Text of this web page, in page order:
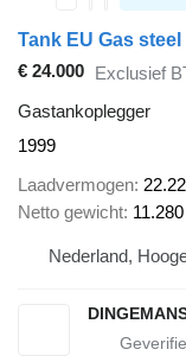
Tank EU Gas
€ 24.000 Exclusief
Gastankoplegger
1999
Laadvermogen
Netto gewicht
Nederland,